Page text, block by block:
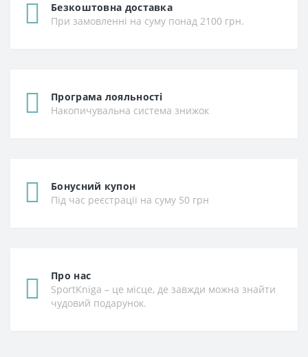
Безкоштовна доставка
При замовленні на суму понад 2100 грн.
Програма лояльності
Накопичувальна система знижок
Бонусний купон
Під час реєстрації на суму 50 грн
Про нас
SportKniga – це місце, де завжди можна знайти
чудовий подарунок.